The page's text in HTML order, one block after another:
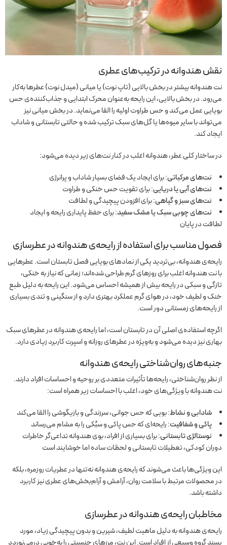
نقش هندوانه در ترکیب‌های عطری
نت هندوانه بیشتر در بخش بالایی (تاپ نوت) یا میانی (میدل نوت) عطرها به‌کار
می‌رود. در بخش بالایی، این رایحه به‌عنوان محرک ابتدایی و جذاب‌کننده‌ی حس
بویایی عمل می‌کند و حس طراوت اولیه را القا می‌نماید. در بخش میانی نیز
می‌تواند با سایر میوه‌ها یا گل‌های سبک ترکیب شده و حالتی تابستانی و شاداب
ایجاد کند.
در ساختار کلی عطر، هندوانه اغلب در کنار نت‌های زیر دیده می‌شود:
نت‌های مرکباتی: برای ایجاد یک فضای بسیار شاداب و پرانرژی
نت‌های آبی یا دریایی: برای تقویت حس خنکی و طراوت
نت‌های سبز و گیاهی: برای افزودن پیچیدگی و لطافت
نت‌های چوبی سبک یا مشک سفید: برای حفظ پایداری رایحه و ایجاد
لطافت در پایان
فصول مناسب برای استفاده از رایحه‌ی هندوانه در عطرسازی
رایحه‌ی هندوانه، بی‌تردید یکی از نمادهای بویایی فصل تابستان است. عطرهایی
با نت هندوانه اغلب برای روزهای گرم طراحی شده‌اند؛ زمانی که نیاز به خنکی،
تازگی و سبکی در رایحه بیش از همیشه احساس می‌شود. این رایحه به دلیل طبع
خنک و لطیف خود، در هوای گرم عملکرد بهتری دارد و از سنگینی و تندی بسیاری
از رایحه‌های زمستانی دور است.
اگرچه استفاده‌ی اصلی آن در تابستان است، اما رایحه‌ی هندوانه در عطرهای سبک
بهاری نیز دیده می‌شود و به‌ویژه در عطرهای روزانه و اسپرت کاربرد زیادی دارد.
جنبه‌های روان‌شناختی رایحه‌ی هندوانه
از نظر روان‌شناختی، رایحه‌ها تأثیرات متعددی بر روحیه و احساسات افراد دارند.
نت هندوانه با ویژگی‌های خود، اغلب با احساسات زیر همراه است:
شادابی و نشاط: بویی که حس جوانی، سرزندگی و بازیگوشی را القا می‌کند
پاکی و شفافیت: رایحه‌ای که حس پاکی و سبُکی را به مشام می‌رساند
نوستالژی تابستانی: برای بسیاری از افراد، بوی هندوانه تداعی‌گر خاطرات
دوران کودکی، تعطیلات تابستانی و لحظات ساده اما خوشایند است
این ویژگی‌ها باعث می‌شوند که رایحه‌ی هندوانه نه‌تنها در عطریات روزمره، بلکه
در محصولات مرتبط با سلامت روان، آرامش و آرام‌بخش‌های عطری نیز کاربرد
داشته باشد.
مخاطبان رایحه‌ی هندوانه در عطرسازی
رایحه‌ی هندوانه به دلیل ماهیت لطیف، شیرین و بدون پیچیدگی زیاد، مورد
پسند گروه وسیعی از افراد است. این نت، مرزهای جنسیتی را به‌خوبی درمی‌نوردد